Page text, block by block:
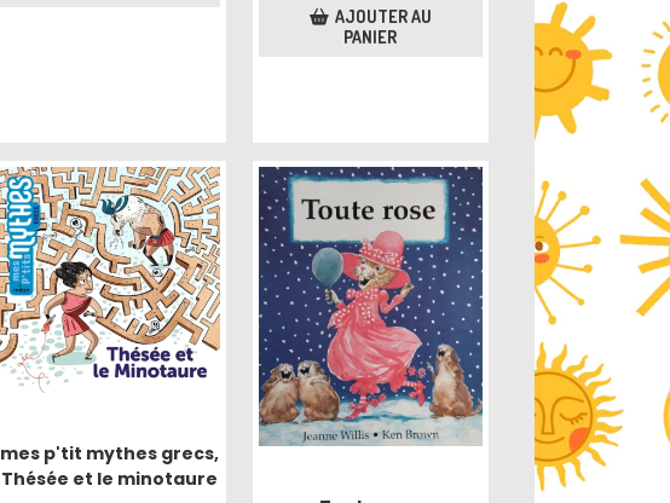
AJOUTER AU
PANIER
mes p'tit mythes grecs,
Thésée et le minotaure